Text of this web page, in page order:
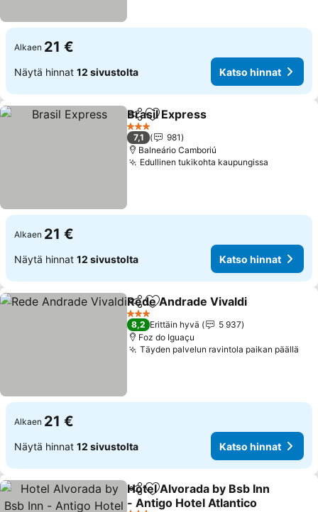
Alkaen 21 €
Näytä hinnat 12 sivustolta Katso hinnat
Jaa Lisää suosikkeihin
Brasil Express
3 Tähtiluokitus
7,1
981
Balneário Camboriú
Edullinen tukikohta kaupungissa
Alkaen 21 €
Näytä hinnat 12 sivustolta Katso hinnat
Jaa Lisää suosikkeihin
Rede Andrade Vivaldi
3 Tähtiluokitus
8,2 Erittäin hyvä
5 937
Foz do Iguaçu
Täyden palvelun ravintola paikan päällä
Alkaen 21 €
Näytä hinnat 12 sivustolta Katso hinnat
Jaa Lisää suosikkeihin
Hotel Alvorada by Bsb Inn
- Antigo Hotel Atlantico